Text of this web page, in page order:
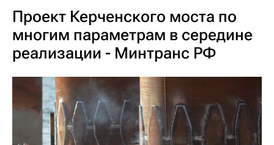
Проект Керченского моста по
многим параметрам в середине
реализации - Минтранс РФ